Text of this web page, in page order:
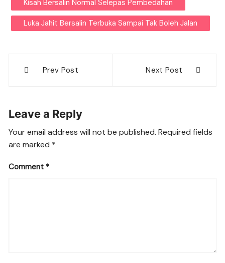
Kisah Bersalin Normal Selepas Pembedahan
Luka Jahit Bersalin Terbuka Sampai Tak Boleh Jalan
navigation
Prev Post Next Post
Leave a Reply
Your email address will not be published. Required fields
are marked *
Comment *